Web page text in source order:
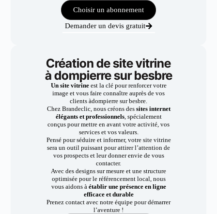
Choisir un abonnement
Demander un devis gratuit
Création de site vitrine
à dompierre sur besbre
Un site vitrineest la clé pour renforcer votre
image et vous faire connaître auprès de vos
clients àdompierre sur besbre.
Chez Brandeclic, nous créons dessites internet
élégants et professionnels, spécialement
conçus pour mettre en avant votre activité, vos
services et vos valeurs.
Pensé pour séduire et informer, votre site vitrine
sera un outil puissant pour attirer l’attention de
vos prospects et leur donner envie de vous
contacter.
Avec des designs sur mesure et une structure
optimisée pour le référencement local, nous
vous aidons à établir une présence en ligne
efficace et durable
Prenez contact avec notre équipe pour démarrer
l’aventure !